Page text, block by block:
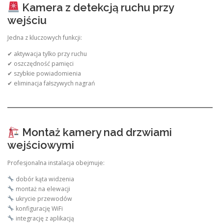
Kamera z detekcją ruchu przy
wejściu
Jedna z kluczowych funkcji:
✔ aktywacja tylko przy ruchu
✔ oszczędność pamięci
✔ szybkie powiadomienia
✔ eliminacja fałszywych nagrań
Montaż kamery nad drzwiami
wejściowymi
Profesjonalna instalacja obejmuje:
dobór kąta widzenia
montaż na elewacji
ukrycie przewodów
konfigurację WiFi
integrację z aplikacją